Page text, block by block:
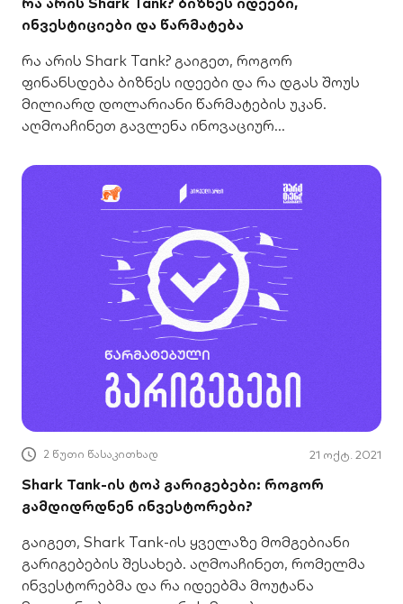
ინვესტიციები და წარმატება
რა არის Shark Tank? გაიგეთ, როგორ
ფინანსდება ბიზნეს იდეები და რა დგას შოუს
მილიარდ დოლარიანი წარმატების უკან.
აღმოაჩინეთ გავლენა ინოვაციურ
2 წუთი წასაკითხად 21 ოქტ. 2021
Shark Tank-ის ტოპ გარიგებები: როგორ
გამდიდრდნენ ინვესტორები?
გაიგეთ, Shark Tank-ის ყველაზე მომგებიანი
გარიგებების შესახებ. აღმოაჩინეთ, რომელმა
ინვესტორებმა და რა იდეებმა მოუტანა